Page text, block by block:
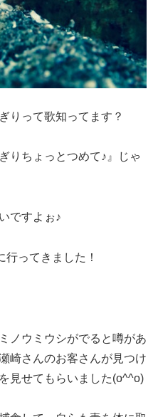
りって歌知ってます？
りちょっとつめて♪』じゃ
ですよぉ♪
ってきました！
ノウミウシがでると噂があ
崎さんのお客さんが見つけ
見せてもらいました(o^^o)